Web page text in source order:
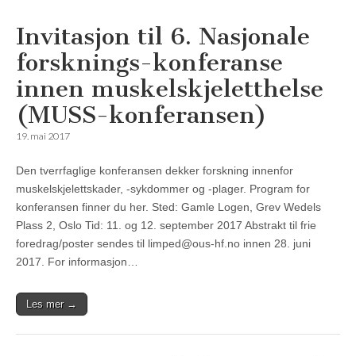
Invitasjon til 6. Nasjonale
forsknings-konferanse
innen muskelskjeletthelse
(MUSS-konferansen)
19. mai 2017
Den tverrfaglige konferansen dekker forskning innenfor
muskelskjelettskader, -sykdommer og -plager. Program for
konferansen finner du her. Sted: Gamle Logen, Grev Wedels
Plass 2, Oslo Tid: 11. og 12. september 2017 Abstrakt til frie
foredrag/poster sendes til limped@ous-hf.no innen 28. juni
2017. For informasjon…
Les mer →